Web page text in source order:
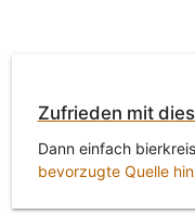
Zufrieden mit
Dann einfach
bevorzugte Quelle